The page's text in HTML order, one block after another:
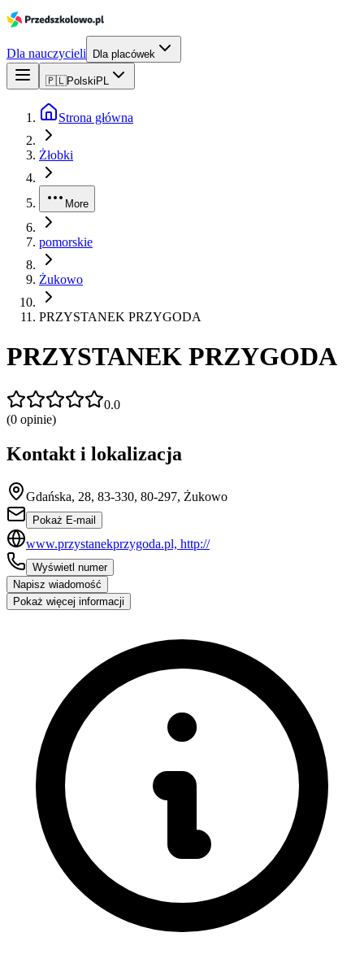
Dla nauczycieli Dla placówek
🇵🇱Polski PL
Strona główna
Żłobki
More
pomorskie
Żukowo
PRZYSTANEK PRZYGODA
PRZYSTANEK PRZYGODA
0.0
(0 opinie)
Kontakt i lokalizacja
Gdańska, 28, 83-330, 80-297, Żukowo
Pokaż E-mail
www.przystanekprzygoda.pl, http://
Wyświetl numer
Napisz wiadomość
Pokaż więcej informacji